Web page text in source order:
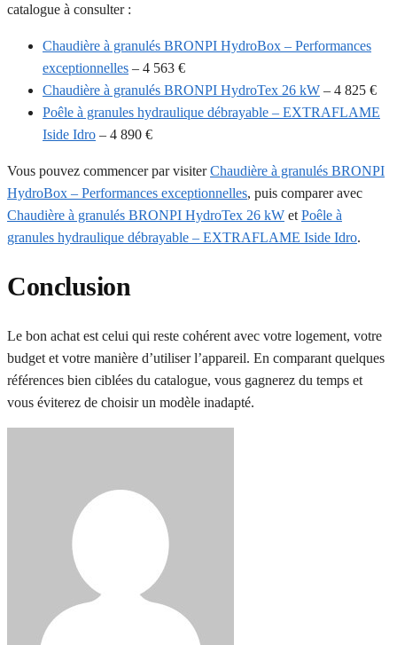
catalogue à consulter :
Chaudière à granulés BRONPI HydroBox – Performances
exceptionnelles – 4 563 €
Chaudière à granulés BRONPI HydroTex 26 kW – 4 825 €
Poêle à granules hydraulique débrayable – EXTRAFLAME
Iside Idro – 4 890 €
Vous pouvez commencer par visiterChaudière à granulés BRONPI
HydroBox – Performances exceptionnelles, puis comparer avec
Chaudière à granulés BRONPI HydroTex 26 kW et Poêle à
granules hydraulique débrayable – EXTRAFLAME Iside Idro.
Conclusion
Le bon achat est celui qui reste cohérent avec votre logement, votre
budget et votre manière d’utiliser l’appareil. En comparant quelques
références bien ciblées du catalogue, vous gagnerez du temps et
vous éviterez de choisir un modèle inadapté.